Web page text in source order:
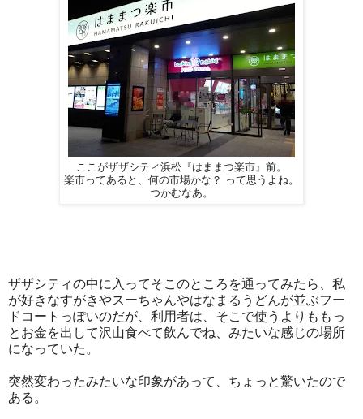
ここがザザシティ浜松『はままつ楽市』前。
楽市ってあると、何の市場かな？ って思うよね。
つかむなあ。
ザザシティの中に入ってそこのところを通ってみたら、私
が好きなすがきやスーちゃんやはなまるうどんが並ぶフー
ドコートっぽいのだが、利用者は、そこで使うよりももっ
とお金を出して沢山食べて飲んでね、みたいな感じの場所
になっていた。
突然変わったみたいな印象があって、ちょっと驚いたので
ある。